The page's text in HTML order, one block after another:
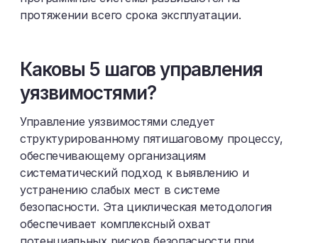
протяжении всего срока эксплуатации.
Каковы 5 шагов управления
уязвимостями?
Управление уязвимостями следует
структурированному пятишаговому процессу,
обеспечивающему организациям
систематический подход к выявлению и
устранению слабых мест в системе
безопасности. Эта циклическая методология
обеспечивает комплексный охват